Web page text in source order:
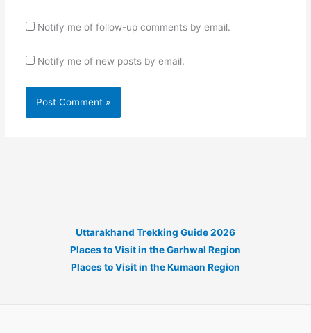
Notify me of follow-up comments by email.
Notify me of new posts by email.
Uttarakhand Trekking Guide 2026
Places to Visit in the Garhwal Region
Places to Visit in the Kumaon Region